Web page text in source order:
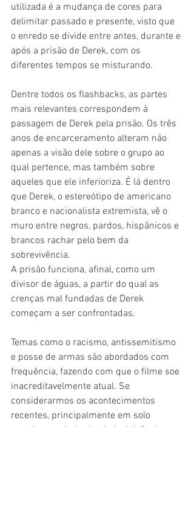
utilizada é a mudança de cores para
delimitar passado e presente, visto que
o enredo se divide entre antes, durante e
após a prisão de Derek, com os
diferentes tempos se misturando.
Dentre todos os flashbacks, as partes
mais relevantes correspondem à
passagem de Derek pela prisão. Os três
anos de encarceramento alteram não
apenas a visão dele sobre o grupo ao
qual pertence, mas também sobre
aqueles que ele inferioriza. É lá dentro
que Derek, o estereótipo de americano
branco e nacionalista extremista, vê o
muro entre negros, pardos, hispânicos e
brancos rachar pelo bem da
sobrevivência.
A prisão funciona, afinal, como um
divisor de águas, a partir do qual as
crenças mal fundadas de Derek
começam a ser confrontadas.
Temas como o racismo, antissemitismo
e posse de armas são abordados com
frequência, fazendo com que o filme soe
inacreditavelmente atual. Se
considerarmos os acontecimentos
recentes, principalmente em solo
americano – indo desde à eleição de